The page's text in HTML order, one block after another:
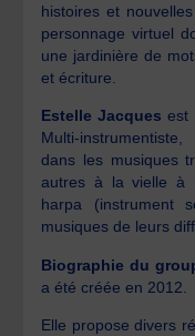
histoires et
personnage virtuel
une jardinière de
et écriture.
Estelle Jacques est
Multi-
dans les musiques
autres à la vielle à
harpa (instrument
musiques de leurs
Biographie du
a été créée en 2012.
Elle propose divers